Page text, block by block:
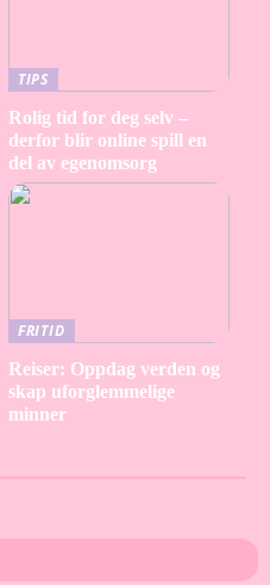
TIPS
Rolig tid for deg selv –
derfor blir online spill en
del av egenomsorg
FRITID
Reiser: Oppdag verden og
skap uforglemmelige
minner